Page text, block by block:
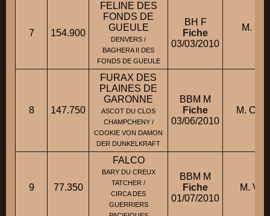
7 154.900
FELINE DES
FONDS DE
GUEULE
DENVERS /
BAGHERA II DES
FONDS DE GUEULE
BH F
Fiche
03/03/2010
M.
8 147.750
FURAX DES
PLAINES DE
GARONNE
ASCOT DU CLOS
CHAMPCHENY /
COOKIE VON DAMON
DER DUNKELKRAFT
BBM M
Fiche
03/06/2010
M.
9 77.350
FALCO
BARY DU CREUX
TATCHER /
CIRCA DES
GUERRIERS
BBM M
Fiche
01/07/2010
M.